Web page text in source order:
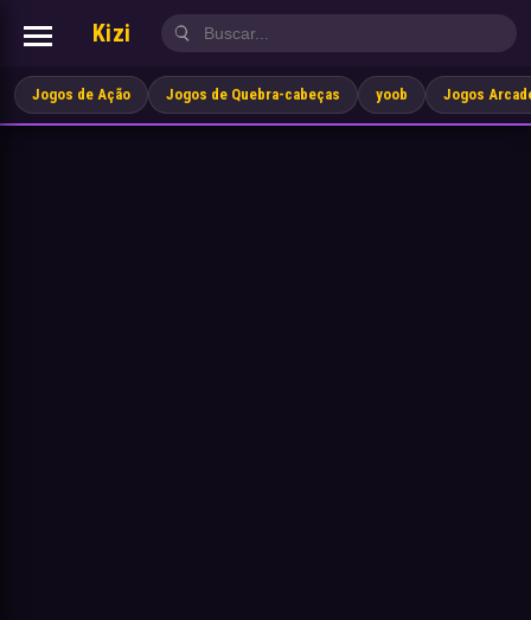
Kizi
Jogos de Ação Jogos de Quebra-cabeças yoob Jogos